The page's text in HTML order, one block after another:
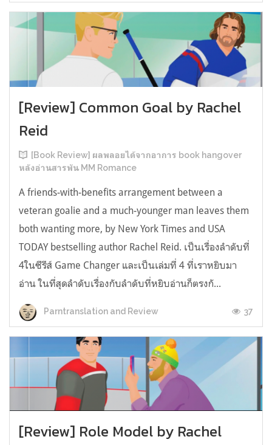
[Review] Common Goal by Rachel
Reid
[Book Review] ผลพลอยได้จากอาการ book hangover
หลังอ่านสารพัน MM Romance
A friends-with-benefits arrangement between a
veteran goalie and a much-younger man leaves them
both wanting more, by New York Times and USA
TODAY bestselling author Rachel Reid. เป็นเรื่องลำดับที่
4ในซีรีส์ Game Changer และเป็นเล่มที่ 4 ที่เราหยิบมา
อ่าน ในที่สุดลำดับเรื่องกับลำดับที่หยิบอ่านก็ตรงกั...
Parntranslation and Review 37
[Review] Role Model by Rachel